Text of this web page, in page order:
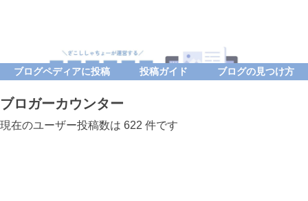
ブログペディアに投稿 投稿ガイド ブログの見つけ方
ブロガーカウンター
現在のユーザー投稿数は 622 件です